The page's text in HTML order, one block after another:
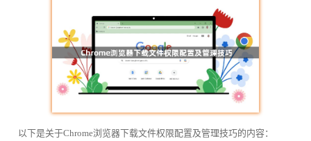
以下是关于Chrome浏览器下载文件权限配置及管理技巧的内容：